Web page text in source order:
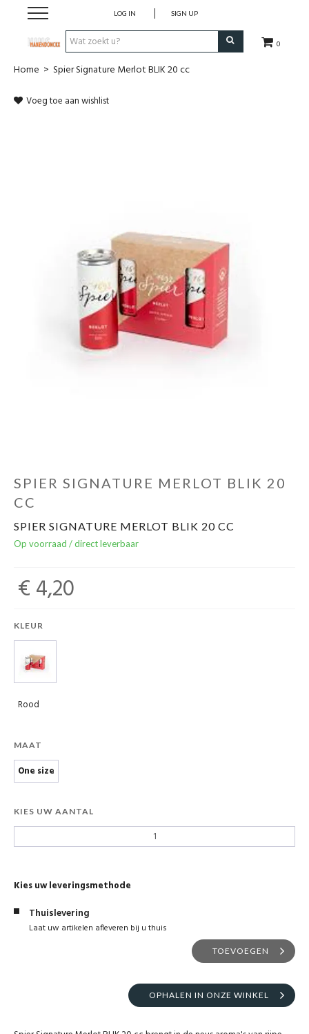
0
LOG IN SIGN UP
Wijnen
Alcoholvrije dranken
Koffie 'De Maan'
Home > Spier Signature Merlot BLIK 20 cc
Voeg toe aan wishlist
SPIER SIGNATURE MERLOT BLIK 20
CC
SPIER SIGNATURE MERLOT BLIK 20 CC
Op voorraad / direct leverbaar
€ 4,20
KLEUR
Rood
MAAT
One size
KIES UW AANTAL
Kies uw leveringsmethode
Thuislevering
Laat uw artikelen afleveren bij u thuis
TOEVOEGEN
OPHALEN IN ONZE WINKEL